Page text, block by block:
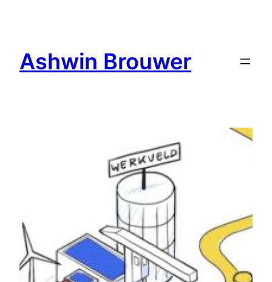
inhoud
Ashwin Brouwer